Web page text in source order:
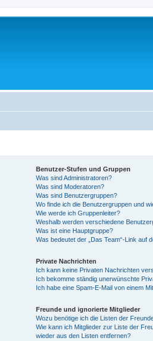
Benutzer-Stufen und Gruppen
Was sind Administratoren?
Was sind Moderatoren?
Was sind Benutzergruppen?
Wo finde ich die Benutzergruppen und
Wie werde ich Gruppenleiter?
Weshalb werden verschiedene
Was ist eine Hauptgruppe?
Was bedeutet der „Das Team“-Link auf
Private Nachrichten
Ich kann keine Privaten Nachrichten
Ich bekomme ständig unerwünschte
Ich habe eine Spam-E-Mail von einem
Freunde und ignorierte Mitglieder
Wozu benötige ich die Listen der
Wie kann ich Mitglieder zur Liste der
wieder aus den Listen entfernen?